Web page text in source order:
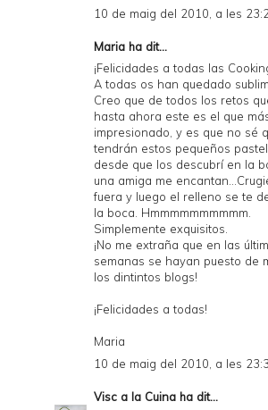
10 de maig del 2010, a les
Maria ha dit...
¡Felicidades a todas las
A todas os han quedado
Creo que de todos los retos
hasta ahora este es el que
impresionado, y es que no sé
tendrán estos pequeños
desde que los descubrí en la
una amiga me
fuera y luego el relleno se te
la boca. Hmmmmmmmmmm.
Simplemente exquisitos.
¡No me extraña que en las
semanas se hayan puesto de
los dintintos blogs!
¡Felicidades a todas!
Maria
10 de maig del 2010, a les
Visc a la Cuina ha dit...